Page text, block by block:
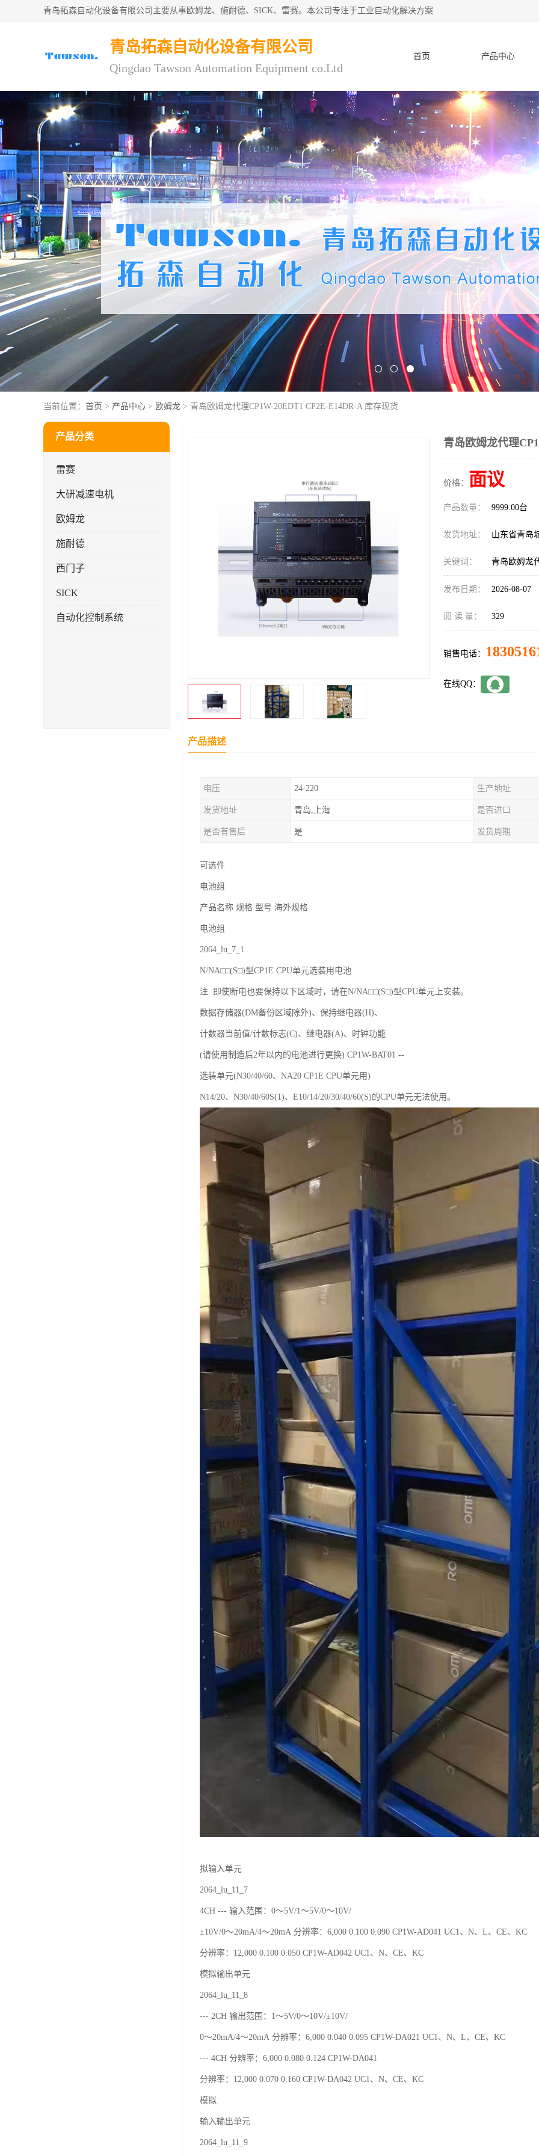
青岛拓森自动化设备有限公司主要从事欧姆龙、施耐德、SICK、雷赛。本公司专注于工业自动化解决方案
青岛拓森自动化设备有限公司
Qingdao Tawson Automation Equipment co.Ltd
首页 产品中心
人才招聘
当前位置： 首页 > 产品中心 > 欧姆龙 > 青岛欧姆龙代理CP1W-20EDT1 CP2E-E14DR-A 库存现货
产品分类
雷赛
大研减速电机
欧姆龙
施耐德
西门子
SICK
自动化控制系统
青岛欧姆龙代理
价格： 面议
产品数量： 9999.00台
发货地址： 山东省青岛
关键词： 青岛欧姆龙
发布日期： 2026-08-07
阅 读 量： 329
销售电话：
在线QQ：
产品描述
电压 24-220 生产地址
发货地址 青岛,上海 是否进口
是否有售后 是 发货周期
可选件
电池组
产品名称 规格 型号 海外规格
电池组
2064_lu_7_1
N/NA□□(S□)型CP1E CPU单元选装用电池
注. 即使断电也要保持以下区域时，请在N/NA□□(S□)型CPU单元上安装。
数据存储器(DM备份区域除外)、保持继电器(H)、
计数器当前值/计数标志(C)、继电器(A)、时钟功能
(请使用制造后2年以内的电池进行更换) CP1W-BAT01 --
选装单元(N30/40/60、NA20 CP1E CPU单元用)
N14/20、N30/40/60S(1)、E10/14/20/30/40/60(S)的CPU单元无法使用。
拟输入单元
2064_lu_11_7
4CH --- 输入范围：0～5V/1～5V/0～10V/
±10V/0～20mA/4～20mA 分辨率：6,000 0.100 0.090 CP1W-AD041 UC1、N、L、CE、KC
分辨率：12,000 0.100 0.050 CP1W-AD042 UC1、N、CE、KC
模拟输出单元
2064_lu_11_8
--- 2CH 输出范围：1～5V/0～10V/±10V/
0～20mA/4～20mA 分辨率：6,000 0.040 0.095 CP1W-DA021 UC1、N、L、CE、KC
--- 4CH 分辨率：6,000 0.080 0.124 CP1W-DA041
分辨率：12,000 0.070 0.160 CP1W-DA042 UC1、N、CE、KC
模拟
输入输出单元
2064_lu_11_9